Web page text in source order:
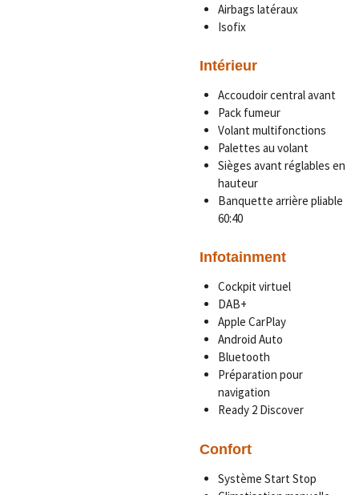
Airbags latéraux
Isofix
Intérieur
Accoudoir central avant
Pack fumeur
Volant multifonctions
Palettes au volant
Sièges avant réglables en
hauteur
Banquette arrière pliable
60:40
Infotainment
Cockpit virtuel
DAB+
Apple CarPlay
Android Auto
Bluetooth
Préparation pour
navigation
Ready 2 Discover
Confort
Système Start Stop